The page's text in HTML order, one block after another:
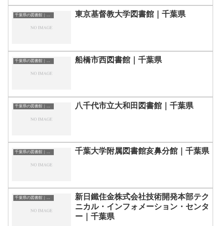
東京基督教大学図書館｜千葉県
船橋市西図書館｜千葉県
千葉県の図書館｜勉強できる場所 八千代市立大和田図書館｜千葉県
千葉県の図書館｜勉強できる場所 千葉大学附属図書館亥鼻分館｜千葉県
千葉県の図書館｜勉強できる場所
新日鐵住金株式会社技術開発本部テク
ニカル・インフォメーション・センタ
ー｜千葉県